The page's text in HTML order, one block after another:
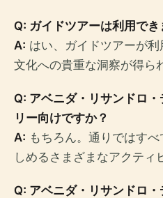
Q: ガイドツアーは利用でき
A: はい、ガイドツアーが
文化への貴重な洞察が得ら
Q: アベニダ・リサンドロ
リー向けですか？
A: もちろん。通りではす
しめるさまざまなアクティ
Q: アベニダ・リサンドロ